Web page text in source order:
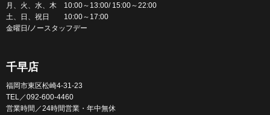
月、火、水、木 10:00～13:00/ 15:00～22:00
土、日、祝日 10:00～17:00
金曜日/ノースタッフデー
千早店
福岡市東区松崎4-31-23
TEL／092-600-4460
営業時間／24時間営業・年中無休